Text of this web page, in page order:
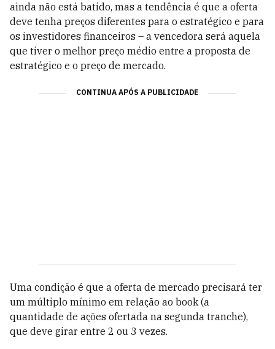
ainda não está batido, mas a tendência é que a oferta
deve tenha preços diferentes para o estratégico e para
os investidores financeiros – a vencedora será aquela
que tiver o melhor preço médio entre a proposta de
estratégico e o preço de mercado.
CONTINUA APÓS A PUBLICIDADE
Uma condição é que a oferta de mercado precisará ter
um múltiplo mínimo em relação ao book (a
quantidade de ações ofertada na segunda tranche),
que deve girar entre 2 ou 3 vezes.